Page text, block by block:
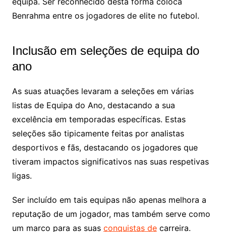
Benrahma entre os jogadores de elite no futebol.
Inclusão em seleções de equipa do
ano
As suas atuações levaram a seleções em várias
listas de Equipa do Ano, destacando a sua
excelência em temporadas específicas. Estas
seleções são tipicamente feitas por analistas
desportivos e fãs, destacando os jogadores que
tiveram impactos significativos nas suas respetivas
ligas.
Ser incluído em tais equipas não apenas melhora a
reputação de um jogador, mas também serve como
um marco para as suas conquistas decarreira.